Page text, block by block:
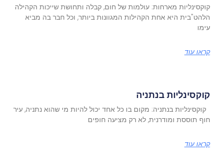
קוקסינליות מארחות: עולמות של חום, קבלה ותחושת שייכות הקהילה
הלהט"בית היא אחת הקהילות המגוונות ביותר, וכל חבר בה מביא
עימו
קראו עוד
קוקסינליות בנתניה
קוקסינליות בנתניה: מקום בו כל אחד יכול להיות מי שהוא נתניה, עיר
חוף תוססת ומודרנית, לא רק מציעה חופים
קראו עוד